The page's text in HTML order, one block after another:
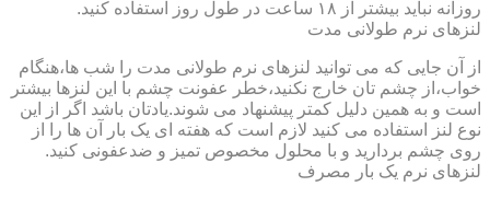
روزانه نباید بیشتر از ۱۸ ساعت در طول روز استفاده کنید.
لنزهای نرم طولانی مدت
از آن جایی که می توانید لنزهای نرم طولانی مدت را شب ها،هنگام
خواب،از چشم تان خارج نکنید،خطر عفونت چشم با این لنزها بیشتر
است و به همین دلیل کمتر پیشنهاد می شوند.یادتان باشد اگر از این
نوع لنز استفاده می کنید لازم است که هفته ای یک بار آن ها را از
روی چشم بردارید و با محلول مخصوص تمیز و ضدعفونی کنید.
لنزهای نرم یک بار مصرف